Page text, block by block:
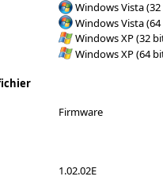
Windows Vista
Windows Vista
Windows XP (32
Windows XP (64
Firmware
1.02.02E